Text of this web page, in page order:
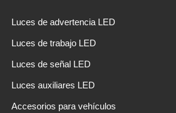
Luces de advertencia LED
Luces de trabajo LED
Luces de señal LED
Luces auxiliares LED
Accesorios para vehículos